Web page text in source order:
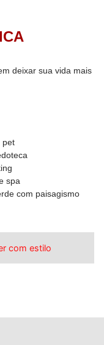
deixar sua vida mais
com estilo
pet
spa
com paisagismo